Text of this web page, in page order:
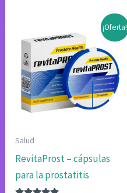
¡Oferta!
Salud
RevitaProst – cápsulas
para la prostatitis